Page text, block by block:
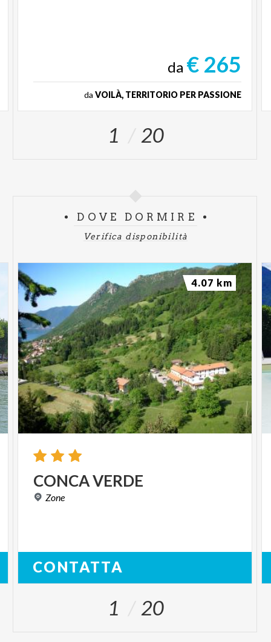
da € 265
da VOILÀ, TERRITORIO PER PASSIONE
1 20
DOVE DORMIRE
Verifica disponibilità
CONCAVERDE
Zone
CONTATTA
4.07 km
1 20